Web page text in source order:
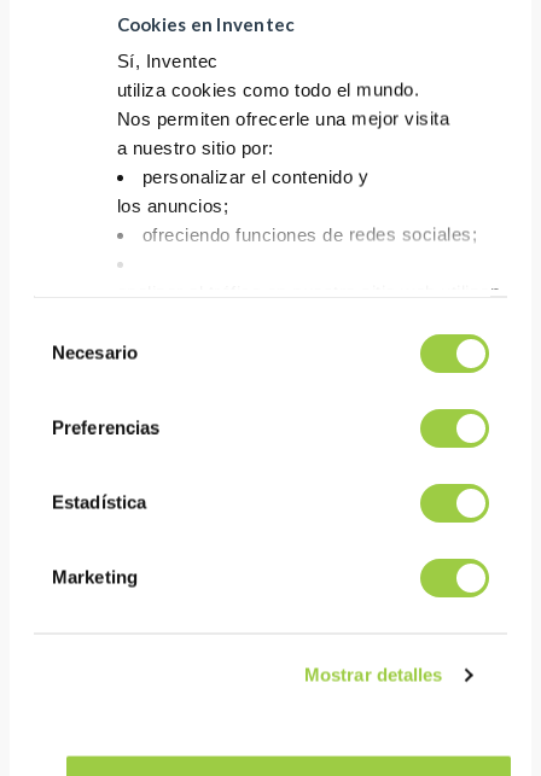
Cookies en Inventec
Sí, Inventec
utiliza cookies como todo el mundo.
Nos permiten ofrecerle una mejor visita
a nuestro sitio por:
personalizar el contenido y
los anuncios;
ofreciendo funciones de redes sociales;
analizar el tráfico en nuestro sitio web utilizando
No
te asustes, también puedes cambiar tus
Necesario
Preferencias
Estadística
Marketing
Mostrar detalles
ECOREL FREE 305-21
Pasta de soldar sin plomo
Proceso de impresión SMT